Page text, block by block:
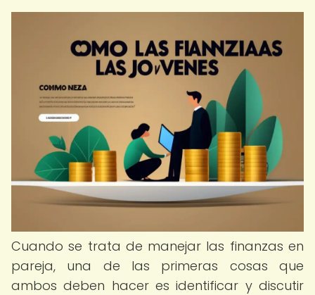
Cuando se trata de manejar las finanzas en
pareja, una de las primeras cosas que
ambos deben hacer es identificar y discutir